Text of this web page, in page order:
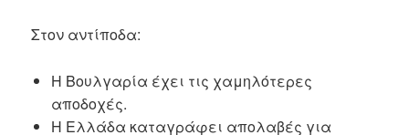
Στον αντίποδα:
Η Βουλγαρία έχει τις χαμηλότερες
αποδοχές.
Η Ελλάδα καταγράφει απολαβές για